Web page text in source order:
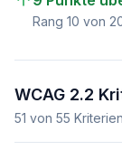
Rang 10 von
WCAG 2.2
51 von 55